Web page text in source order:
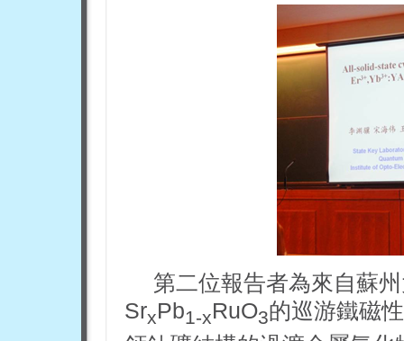
第二位報告者為來自蘇
SrxPb1-xRuO3的巡游鐵磁